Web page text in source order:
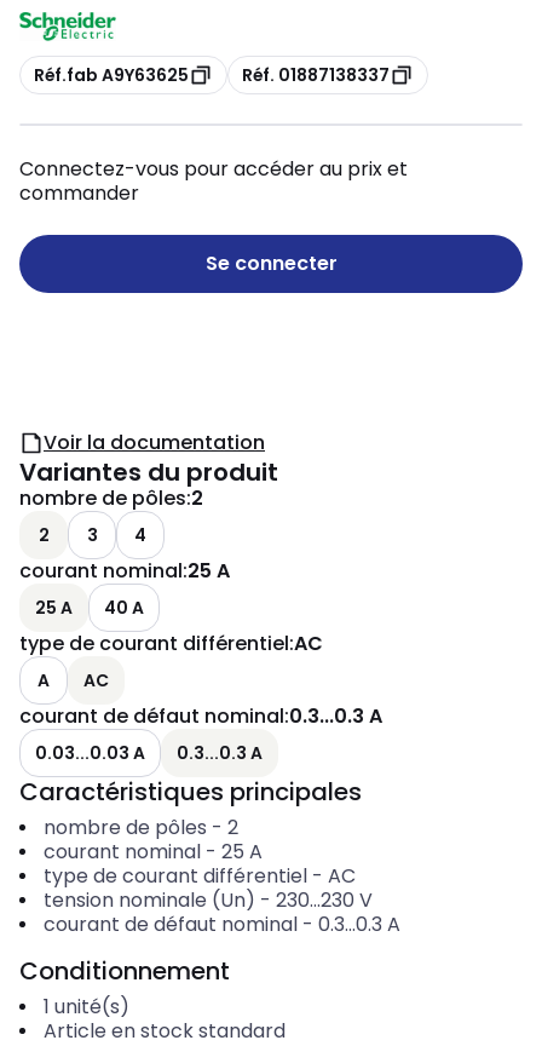
Copie
Réf.fab A9Y63625 Copie
Réf. 01887138337
Connectez-vous pour accéder au prix et
commander
Se connecter
Voir la documentation
Variantes du produit
nombre de pôles:2
2 3 4
courant nominal:25 A
25 A 40 A
type de courant différentiel:AC
A AC
courant de défaut nominal:0.3...0.3 A
0.03...0.03 A 0.3...0.3 A
Caractéristiques principales
nombre de pôles - 2
courant nominal- 25 A
type de courant différentiel- AC
tension nominale (Un) - 230...230 V
courant de défaut nominal- 0.3...0.3 A
Conditionnement
1 unité(s)
Article en stock standard